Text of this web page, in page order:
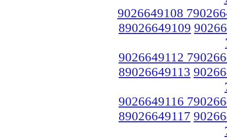
9026649108
89026649109
9026649112
89026649113
9026649116
89026649117